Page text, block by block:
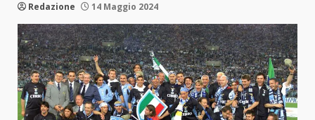
Redazione 14 Maggio 2024